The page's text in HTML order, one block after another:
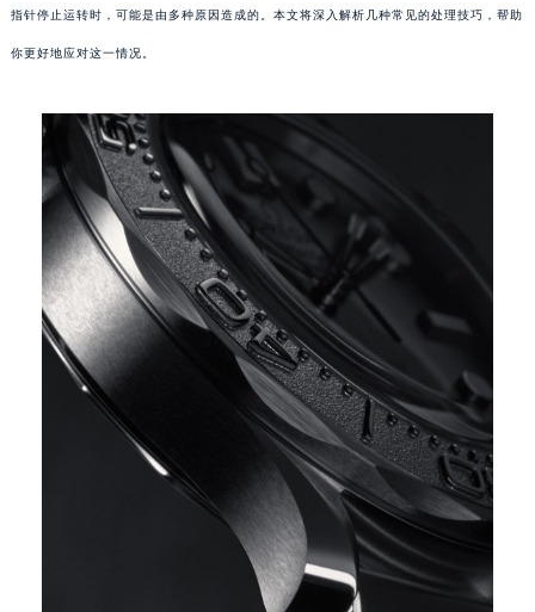
指针停止运转时，可能是由多种原因造成的。本文将深入解析几种常见的处理技巧，帮助
你更好地应对这一情况。